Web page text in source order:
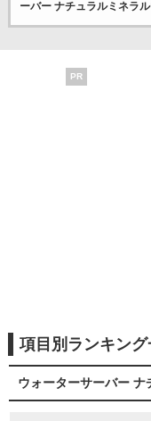
ーバー ナチュラルミネラ
PR
項目別ランキング
ウォーターサーバー